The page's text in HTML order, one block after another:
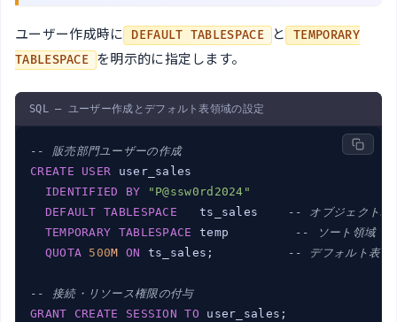
ユーザー作成時に DEFAULT TABLESPACE と TEMPORARY
TABLESPACE
を明示的に指定します。
SQL — ユーザー作成とデフォルト表領域の設定
-- 販売部門ユーザーの作成
CREATE
USER user_sales
IDENTIFIED
BY
"P@ssw0rd2024"
DEFAULT
TABLESPACE
   ts_sales
-- オブジェクト格
TEMPORARY TABLESPACE temp
-- ソート領域
QUOTA 500M ON ts_sales; -- デフォルト表領
-- 接続・リソース権限の付与
GRANT
CREATE SESSION TO